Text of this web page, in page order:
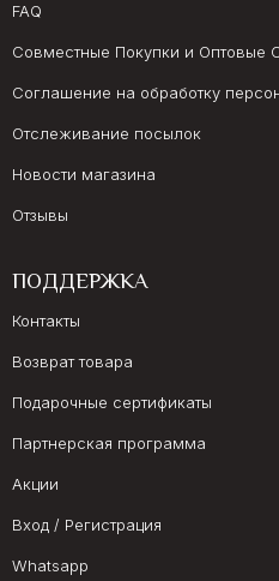
FAQ
Совместные Покупки и Оптовые
Соглашение на обработку
Отслеживание посылок
Новости магазина
Отзывы
ПОДДЕРЖКА
Контакты
Возврат товара
Подарочные сертификаты
Партнерская программа
Акции
Вход / Регистрация
Whatsapp